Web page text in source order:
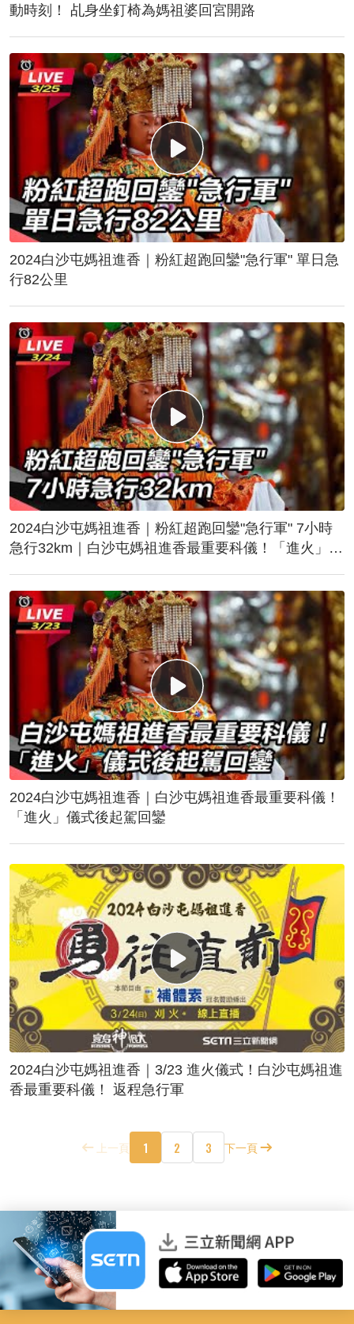
動時刻！ 乩身坐釘椅為媽祖婆回宮開路
2024白沙屯媽祖進香｜粉紅超跑回鑾"急行軍" 單日急
行82公里
2024白沙屯媽祖進香｜粉紅超跑回鑾"急行軍" 7小時
急行32km｜白沙屯媽祖進香最重要科儀！「進火」儀
2024白沙屯媽祖進香｜白沙屯媽祖進香最重要科儀！
「進火」儀式後起駕回鑾
2024白沙屯媽祖進香｜3/23 進火儀式！白沙屯媽祖進
香最重要科儀！ 返程急行軍
上一頁 1 2 3 下一頁